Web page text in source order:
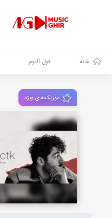
خانه فول آلبوم
موزیک‌های ویژه